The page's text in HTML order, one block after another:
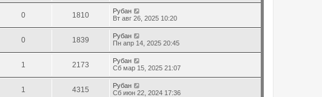
0 1810
Рубан
Вт авг 26, 2025 10:20
0 1839
Рубан
Пн апр 14, 2025 20:45
1 2173
Рубан
Сб мар 15, 2025 21:07
1 4315
Рубан
Сб июн 22, 2024 17:36